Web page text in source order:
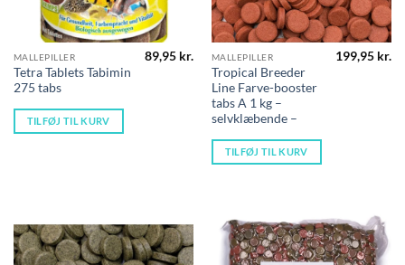
MALLEPILLER
Tetra Tablets Tabimin
275 tabs
89,95 kr.
TILFØJ TIL KURV
MALLEPILLER
Tropical Breeder
Line Farve-booster
tabs A 1 kg –
selvklæbende –
199,95 kr.
TILFØJ TIL KURV